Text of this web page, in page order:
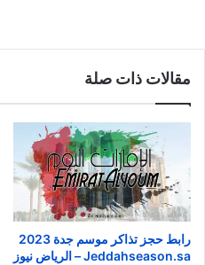
مقالات ذات صلة
رابط حجز تذاكر موسم جدة 2023
Jeddahseason.sa – الرياض نيوز